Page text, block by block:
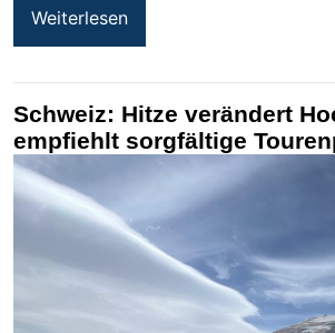
Weiterlesen
Schweiz: Hitze verändert
empfiehlt sorgfältige